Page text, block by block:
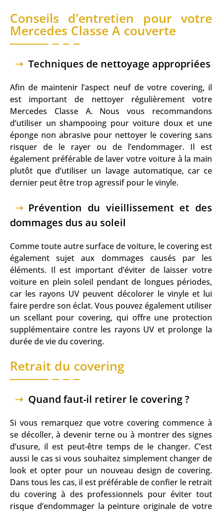
Conseils d’entretien pour votre
Mercedes Classe A couverte
Techniques de nettoyage appropriées
Afin de maintenir l’aspect neuf de votre covering, il
est important de nettoyer régulièrement votre
Mercedes Classe A. Nous vous recommandons
d’utiliser un shampooing pour voiture doux et une
éponge non abrasive pour nettoyer le covering sans
risquer de le rayer ou de l’endommager. Il est
également préférable de laver votre voiture à la main
plutôt que d’utiliser un lavage automatique, car ce
dernier peut être trop agressif pour le vinyle.
Prévention du vieillissement et des
dommages dus au soleil
Comme toute autre surface de voiture, le covering est
également sujet aux dommages causés par les
éléments. Il est important d’éviter de laisser votre
voiture en plein soleil pendant de longues périodes,
car les rayons UV peuvent décolorer le vinyle et lui
faire perdre son éclat. Vous pouvez également utiliser
un scellant pour covering, qui offre une protection
supplémentaire contre les rayons UV et prolonge la
durée de vie du covering.
Retrait du covering
Quand faut-il retirer le covering ?
Si vous remarquez que votre covering commence à
se décoller, à devenir terne ou à montrer des signes
d’usure, il est peut-être temps de le changer. C’est
aussi le cas si vous souhaitez simplement changer de
look et opter pour un nouveau design de covering.
Dans tous les cas, il est préférable de confier le retrait
du covering à des professionnels pour éviter tout
risque d’endommager la peinture originale de votre